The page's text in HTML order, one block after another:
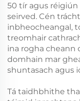
50 tír agus
seirved. Cén
inbheocheangal,
treomhair
ina rogha cheann
domhain mar
shuntasach agus
Tá taidhbhithe